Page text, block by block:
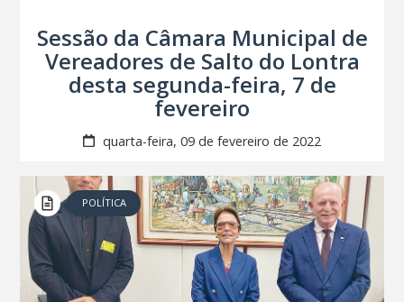
Sessão da Câmara Municipal de
Vereadores de Salto do Lontra
desta segunda-feira, 7 de
fevereiro
quarta-feira, 09 de fevereiro de 2022
POLÍTICA